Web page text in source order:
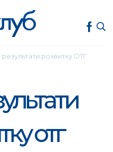
розвитку ОТГ
отг